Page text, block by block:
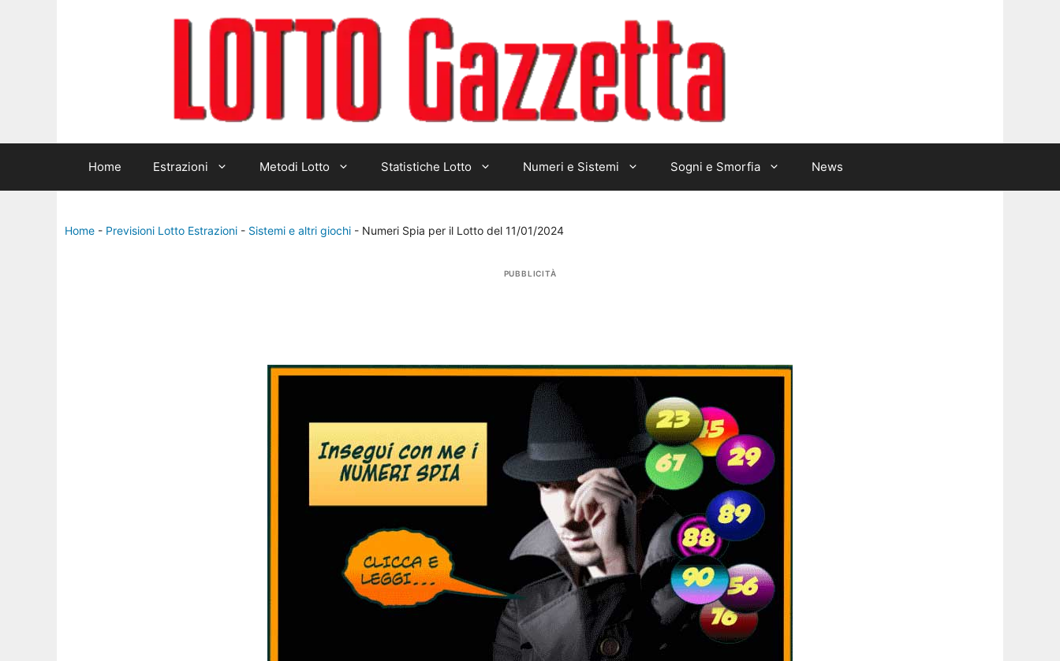
Home Estrazioni Metodi Lotto Statistiche Lotto Numeri e Sistemi Sogni e Smorfia News
Home - Previsioni Lotto Estrazioni - Sistemi e altri giochi - Numeri Spia per il Lotto del 11/01/2024
PUBBLICITÀ